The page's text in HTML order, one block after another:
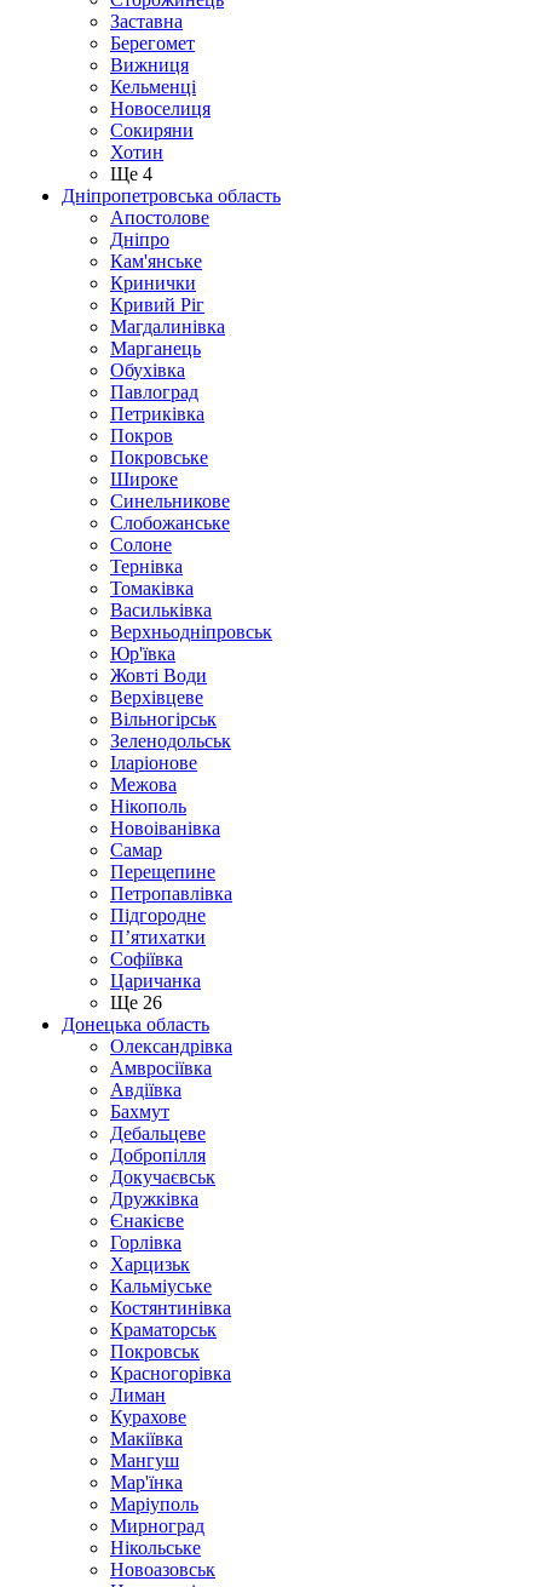
Заставна
Берегомет
Вижниця
Кельменці
Новоселиця
Сокиряни
Хотин
Ще 4
Дніпропетровська область
Апостолове
Дніпро
Кам'янське
Кринички
Кривий Ріг
Магдалинівка
Марганець
Обухівка
Павлоград
Петриківка
Покров
Покровське
Широке
Синельникове
Слобожанське
Солоне
Тернівка
Томаківка
Васильківка
Верхньодніпровськ
Юр'ївка
Жовті Води
Верхівцеве
Вільногірськ
Зеленодольськ
Іларіонове
Межова
Нікополь
Новоіванівка
Самар
Перещепине
Петропавлівка
Підгородне
П’ятихатки
Софіївка
Царичанка
Ще 26
Донецька область
Олександрівка
Амвросіївка
Авдіївка
Бахмут
Дебальцеве
Добропілля
Докучаєвськ
Дружківка
Єнакієве
Горлівка
Харцизьк
Кальміуське
Костянтинівка
Краматорськ
Покровськ
Красногорівка
Лиман
Курахове
Макіївка
Мангуш
Мар'їнка
Маріуполь
Мирноград
Нікольське
Новоазовськ